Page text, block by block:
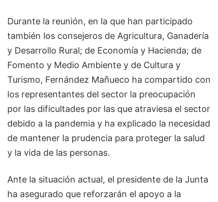
Durante la reunión, en la que han participado
también los consejeros de Agricultura, Ganadería
y Desarrollo Rural; de Economía y Hacienda; de
Fomento y Medio Ambiente y de Cultura y
Turismo, Fernández Mañueco ha compartido con
los representantes del sector la preocupación
por las dificultades por las que atraviesa el sector
debido a la pandemia y ha explicado la necesidad
de mantener la prudencia para proteger la salud
y la vida de las personas.
Ante la situación actual, el presidente de la Junta
ha asegurado que reforzarán el apoyo a la